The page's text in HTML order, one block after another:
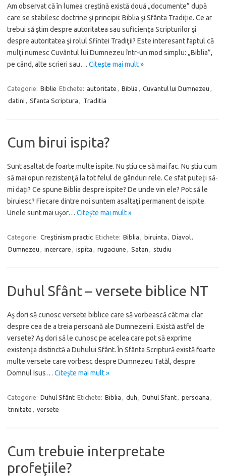
Am observat că în lumea creştină există două „documente” după
care se stabilesc doctrine şi principii: Biblia şi Sfânta Tradiţie. Ce ar
trebui să ştim despre autoritatea sau suficienţa Scripturilor şi
despre autoritatea şi rolul Sfintei Tradiţii? Este interesant faptul că
mulţi numesc Cuvântul lui Dumnezeu într-un mod simplu: „Biblia”,
pe când, alte scrieri sau… Citește mai mult »
Categorie: Biblie Etichete: autoritate Biblia Cuvantul lui Dumnezeu
datini
Sfanta Scriptura Traditia
Cum birui ispita?
Sunt asaltat de foarte multe ispite. Nu ştiu ce să mai fac. Nu ştiu cum
să mai opun rezistenţă la tot felul de gânduri rele. Ce sfat puteţi să-
mi daţi? Ce spune Biblia despre ispite? De unde vin ele? Pot să le
biruiesc? Fiecare dintre noi suntem asaltaţi permanent de ispite.
Unele sunt mai uşor… Citește mai mult »
Categorie: Creştinism practic Etichete: Biblia biruinta Diavol
Dumnezeu
incercare ispita rugaciune Satan studiu
Duhul Sfânt – versete biblice NT
Aş dori să cunosc versete biblice care să vorbească cât mai clar
despre cea de a treia persoană ale Dumnezeirii. Există astfel de
versete? Aş dori să le cunosc pe acelea care pot să exprime
existenţa distinctă a Duhului Sfânt. În Sfânta Scriptură există foarte
multe versete care vorbesc despre Dumnezeu Tatăl, despre
Domnul Isus… Citește mai mult »
Categorie: Duhul Sfânt Etichete: Biblia duh Duhul Sfant persoana
trinitate
versete
Cum trebuie interpretate
profeţiile?